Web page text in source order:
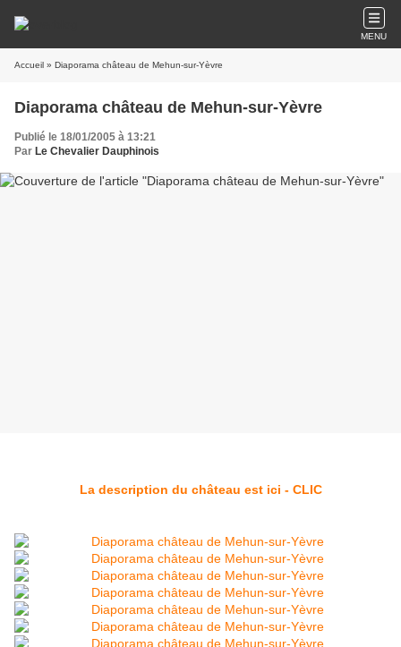
MENU
Accueil » Diaporama château de Mehun-sur-Yèvre
Diaporama château de Mehun-sur-Yèvre
Publié le 18/01/2005 à 13:21
Par Le Chevalier Dauphinois
La description du château est ici - CLIC